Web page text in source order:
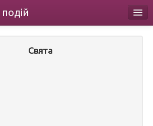
подій
Свята